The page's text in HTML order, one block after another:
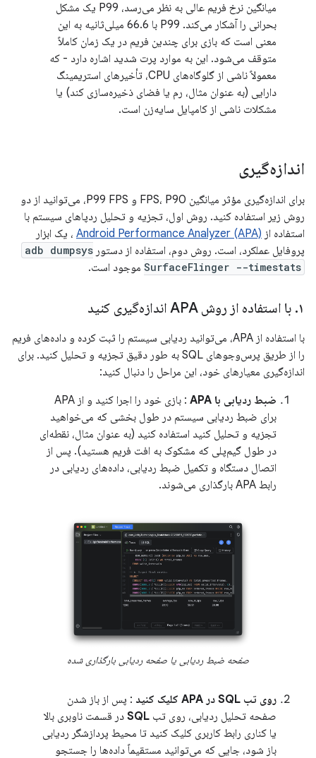
میانگین نرخ فریم عالی به نظر می‌رسد، P99 یک مشکل
بحرانی را آشکار می‌کند. P99 با 66.6 میلی‌ثانیه به این
معنی است که بازی برای چندین فریم در یک زمان کاملاً
متوقف می‌شود. این به موارد پرت شدید اشاره دارد - که
معمولاً ناشی از گلوگاه‌های CPU، تأخیرهای استریمینگ
دارایی (به عنوان مثال، رم یا فضای ذخیره‌سازی کند) یا
مشکلات ناشی از کامپایل سایه‌زن است.
اندازه‌گیری
برای اندازه‌گیری مؤثر میانگین FPS، P90 و P99 FPS، می‌توانید از دو
روش زیر استفاده کنید. روش اول، تجزیه و تحلیل ردپاهای سیستم با
استفاده از Android Performance Analyzer (APA) ، یک ابزار
پروفایل عملکرد، است. روش دوم، استفاده از دستور adb dumpsys
SurfaceFlinger --timestats موجود است.
۱. با استفاده از روش APA اندازه‌گیری کنید
با استفاده از APA، می‌توانید ردیابی سیستم را ثبت کرده و داده‌های فریم
را از طریق پرس‌وجوهای SQL به طور دقیق تجزیه و تحلیل کنید. برای
اندازه‌گیری معیارهای خود، این مراحل را دنبال کنید:
ضبط ردیابی با APA
: بازی خود را اجرا کنید و از APA
برای ضبط ردیابی سیستم در طول بخشی که می‌خواهید
تجزیه و تحلیل کنید استفاده کنید (به عنوان مثال، نقطه‌ای
در طول گیم‌پلی که مشکوک به افت فریم هستید). پس از
اتصال دستگاه و تکمیل ضبط ردیابی، داده‌های ردیابی در
رابط APA بارگذاری می‌شوند.
صفحه ضبط ردیابی یا صفحه ردیابی بارگذاری شده
روی تب SQL در APA کلیک کنید
: پس از باز شدن
صفحه تحلیل ردیابی، روی تب SQL در قسمت ناوبری بالا
یا کناری رابط کاربری کلیک کنید تا محیط پردازشگر ردیابی
باز شود، جایی که می‌توانید مستقیماً داده‌ها را جستجو